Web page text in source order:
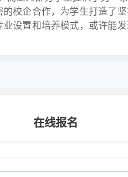
校企合作，为学生打造了
设置和培养模式，或许能
在线报名